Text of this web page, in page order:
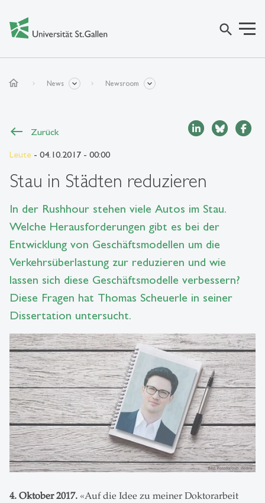
search
home News Newsroom
Zurück
Leute - 04.10.2017 - 00:00
Stau in Städten reduzieren
In der Rushhour stehen viele Autos im Stau.
Welche Herausforderungen gibt es bei der
Entwicklung von Geschäftsmodellen um die
Verkehrsüberlastung zur reduzieren und wie
lassen sich diese Geschäftsmodelle verbessern?
Diese Fragen hat Thomas Scheuerle in seiner
Dissertation untersucht.
4. Oktober 2017. «Auf die Idee zu meiner Doktorarbeit